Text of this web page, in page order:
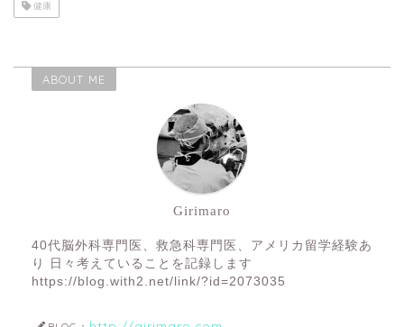
健康
ABOUT ME
Girimaro
40代脳外科専門医、救急科専門医、アメリカ留学経験あ
り 日々考えていることを記録します
https://blog.with2.net/link/?id=2073035